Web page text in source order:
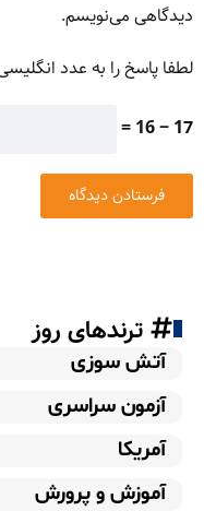
دیدگاهی می‌نویسم.
لطفا پاسخ را به عدد
17 − 16 =
ترندهای روز
آتش سوزی
آزمون سراسری
آمریکا
آموزش و پرورش